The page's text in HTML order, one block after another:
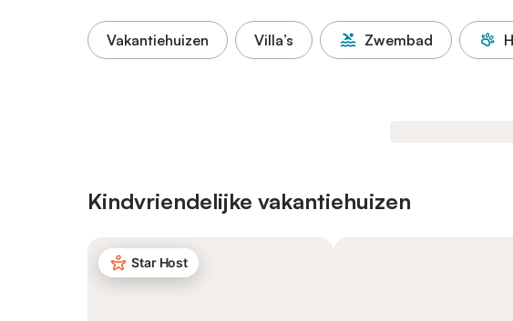
Vakantiehuizen Villa’s Zwembad
Kindvriendelijke vakantiehuizen
Star Host